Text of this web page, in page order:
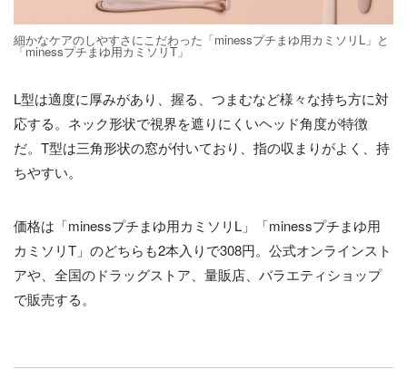
細かなケアのしやすさにこだわった「minessプチまゆ用カミソリL」と
「minessプチまゆ用カミソリT」
L型は適度に厚みがあり、握る、つまむなど様々な持ち方に対
応する。ネック形状で視界を遮りにくいヘッド角度が特徴
だ。T型は三角形状の窓が付いており、指の収まりがよく、持
ちやすい。
価格は「minessプチまゆ用カミソリL」「minessプチまゆ用
カミソリT」のどちらも2本入りで308円。公式オンラインスト
アや、全国のドラッグストア、量販店、バラエティショップ
で販売する。